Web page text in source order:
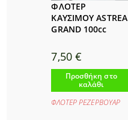
ΦΛΟΤΕΡ
ΚΑΥΣΙΜΟΥ ASTREA
GRAND 100cc
7,50 €
Προσθήκη στο
καλάθι
ΦΛΟΤΕΡ ΡΕΖΕΡΒΟΥΑΡ